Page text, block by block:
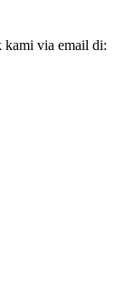
kami via email di: